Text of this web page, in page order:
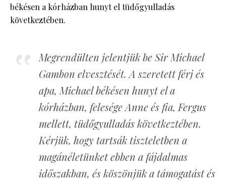
békésen a kórházban hunyt el tüdőgyulladás
következtében.
Megrendülten jelentjük be Sir Michael
Gambon elvesztését. A szeretett férj és
apa, Michael békésen hunyt el a
kórházban, felesége Anne és fia, Fergus
mellett, tüdőgyulladás következtében.
Kérjük, hogy tartsák tiszteletben a
magánéletünket ebben a fájdalmas
időszakban, és köszönjük a támogatást és